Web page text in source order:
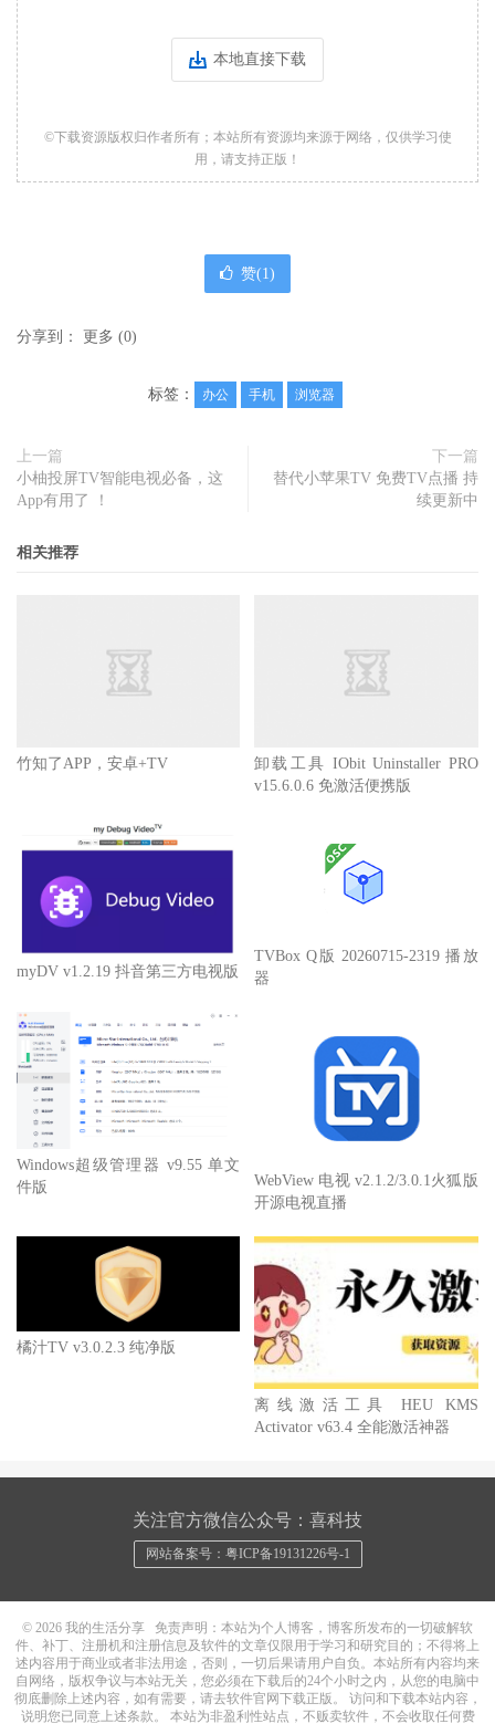
本地直接下载
©下载资源版权归作者所有；本站所有资源均来源于网络，仅供学习使
用，请支持正版！
赞(1)
分享到： 更多 (0)
标签： 办公 手机 浏览器
上一篇
小柚投屏TV智能电视必备，这
App有用了 ！
下一篇
替代小苹果TV 免费TV点播 持
续更新中
相关推荐
卸载工具 IObit Uninstaller PRO
v15.6.0.6 免激活便携版
myDV v1.2.19 抖音第三方电视版
TVBox Q版 20260715-2319 播放
器
Windows超级管理器 v9.55 单文
件版
WebView 电视 v2.1.2/3.0.1火狐版
开源电视直播
橘汁TV v3.0.2.3 纯净版
离线激活工具 HEU KMS
Activator v63.4 全能激活神器
关注官方微信公众号：喜科技
网站备案号：粤ICP备19131226号-1
© 2026 我的生活分享 免责声明：本站为个人博客，博客所发布的一切破解软
件、补丁、注册机和注册信息及软件的文章仅限用于学习和研究目的；不得将上
述内容用于商业或者非法用途，否则，一切后果请用户自负。本站所有内容均来
自网络，版权争议与本站无关，您必须在下载后的24个小时之内，从您的电脑中
彻底删除上述内容，如有需要，请去软件官网下载正版。 访问和下载本站内容，
说明您已同意上述条款。 本站为非盈利性站点，不贩卖软件，不会收取任何费